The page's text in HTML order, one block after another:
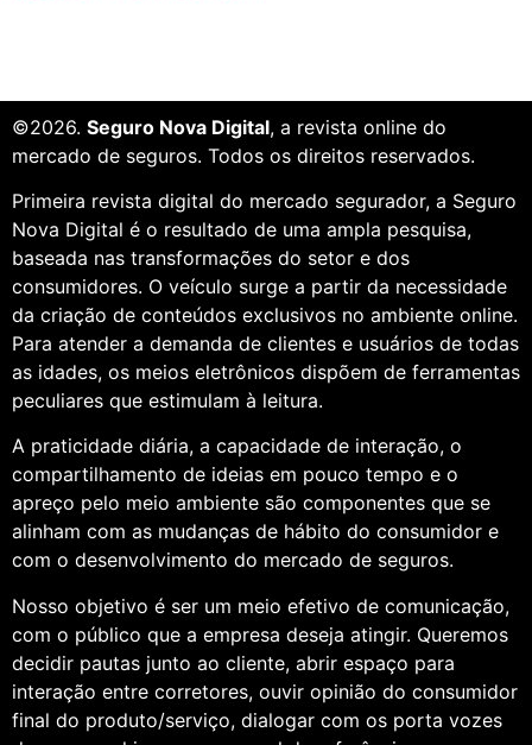
©2026. Seguro Nova Digital, a revista online do
mercado de seguros. Todos os direitos reservados.
Primeira revista digital do mercado segurador, a Seguro
Nova Digital é o resultado de uma ampla pesquisa,
baseada nas transformações do setor e dos
consumidores. O veículo surge a partir da necessidade
da criação de conteúdos exclusivos no ambiente online.
Para atender a demanda de clientes e usuários de todas
as idades, os meios eletrônicos dispõem de ferramentas
peculiares que estimulam à leitura.
A praticidade diária, a capacidade de interação, o
compartilhamento de ideias em pouco tempo e o
apreço pelo meio ambiente são componentes que se
alinham com as mudanças de hábito do consumidor e
com o desenvolvimento do mercado de seguros.
Nosso objetivo é ser um meio efetivo de comunicação,
com o público que a empresa deseja atingir. Queremos
decidir pautas junto ao cliente, abrir espaço para
interação entre corretores, ouvir opinião do consumidor
final do produto/serviço, dialogar com os porta vozes